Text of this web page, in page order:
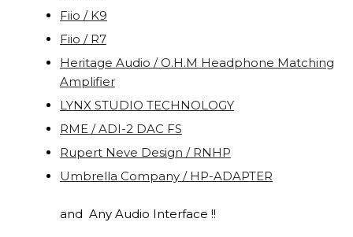
Fiio / K9
Fiio / R7
Heritage Audio / O.H.M Headphone Matching
Amplifier
LYNX STUDIO TECHNOLOGY
RME / ADI-2 DAC FS
Rupert Neve Design / RNHP
Umbrella Company / HP-ADAPTER
and Any Audio Interface !!